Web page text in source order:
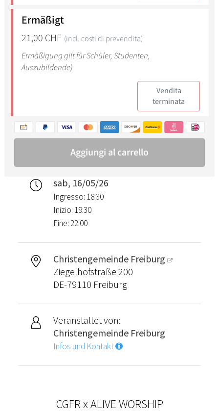
sab, 16/05/26
Ingresso: 18:30
Inizio: 19:30
Fine: 22:00
Christengemeinde Freiburg
Ziegelhofstraße 200
DE-79110 Freiburg
Veranstaltet von:
Christengemeinde Freiburg
Infos und Kontakt
CGFR x ALIVE WORSHIP